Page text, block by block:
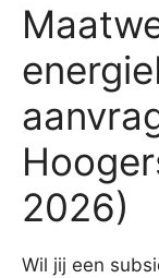
2026)
Wil jij een